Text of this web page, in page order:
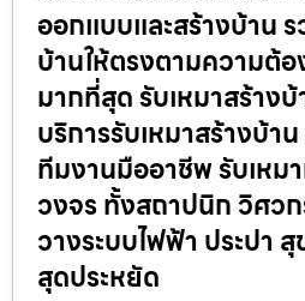
ออกแบบและสร้างบ้าน
บ้านให้ตรงตามความต้
มากที่สุด รับเหมาสร้า
บริการรับเหมาสร้างบ้า
ทีมงานมืออาชีพ รับเหม
วงจร ทั้งสถาปนิก วิศว
วางระบบไฟฟ้า ประปา
สุดประหยัด